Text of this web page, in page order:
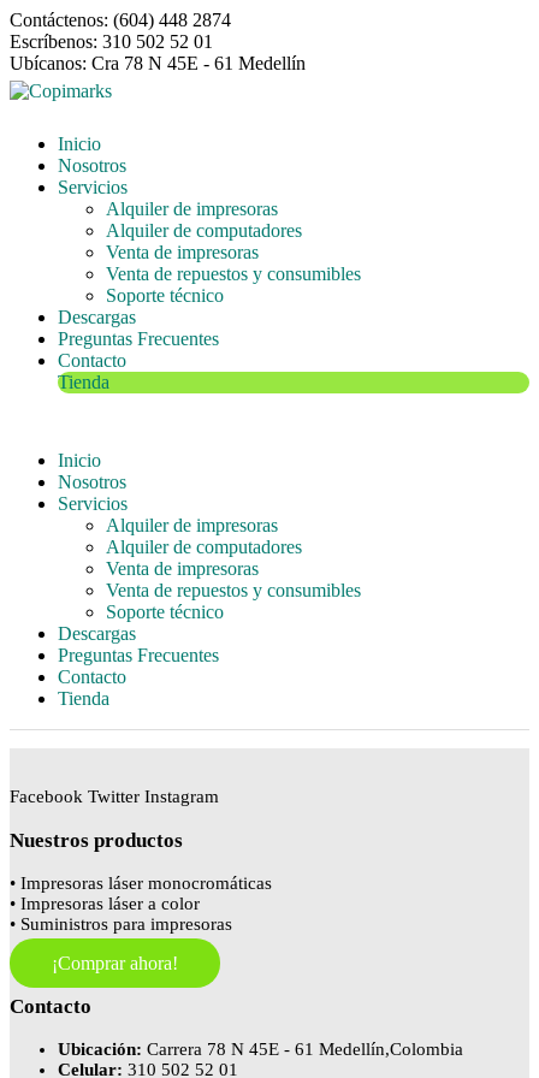
Contáctenos: (604) 448 2874
Escríbenos: 310 502 52 01
Ubícanos: Cra 78 N 45E - 61 Medellín
Inicio
Nosotros
Servicios
Alquiler de impresoras
Alquiler de computadores
Venta de impresoras
Venta de repuestos y consumibles
Soporte técnico
Descargas
Preguntas Frecuentes
Contacto
Tienda
Inicio
Nosotros
Servicios
Alquiler de impresoras
Alquiler de computadores
Venta de impresoras
Venta de repuestos y consumibles
Soporte técnico
Descargas
Preguntas Frecuentes
Contacto
Tienda
Facebook Twitter Instagram
Nuestros productos
• Impresoras láser monocromáticas
• Impresoras láser a color
• Suministros para impresoras
¡Comprar ahora!
Contacto
Ubicación: Carrera 78 N 45E - 61 Medellín,Colombia
Celular: 310 502 52 01